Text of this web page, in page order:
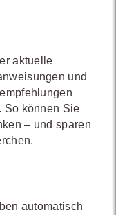
aktuelle
und
So können Sie
– und sparen
automatisch